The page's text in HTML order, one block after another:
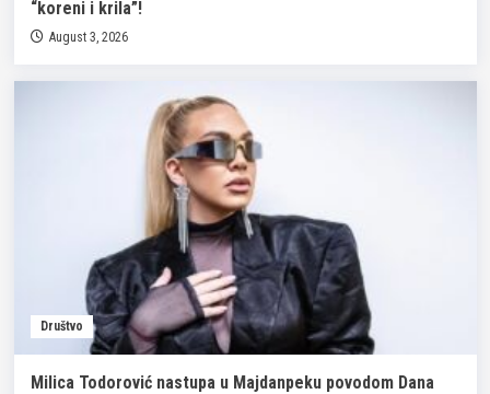
“koreni i krila”!
August 3, 2026
Društvo
Milica Todorović nastupa u Majdanpeku povodom Dana